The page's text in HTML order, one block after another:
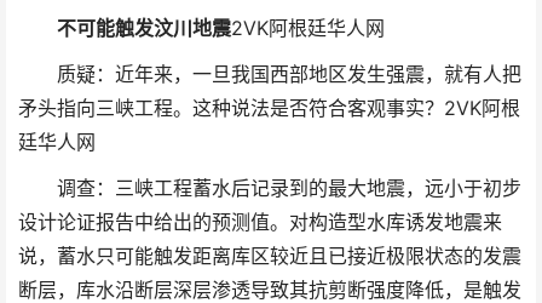
不可能触发汶川地震2VK阿根廷华人网
质疑：近年来，一旦我国西部地区发生强震，就有人把
矛头指向三峡工程。这种说法是否符合客观事实？ 2VK阿根
廷华人网
调查：三峡工程蓄水后记录到的最大地震，远小于初步
设计论证报告中给出的预测值。对构造型水库诱发地震来
说，蓄水只可能触发距离库区较近且已接近极限状态的发震
断层，库水沿断层深层渗透导致其抗剪断强度降低，是触发